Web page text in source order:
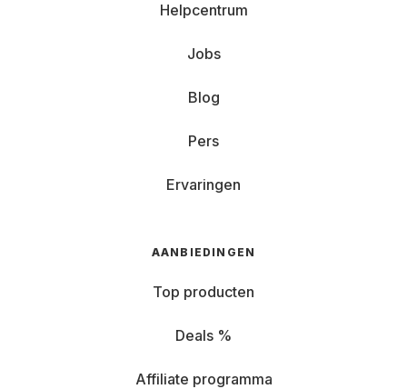
Helpcentrum
Jobs
Blog
Pers
Ervaringen
AANBIEDINGEN
Top producten
Deals %
Affiliate programma